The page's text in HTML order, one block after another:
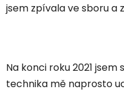
jsem zpívala ve sborua
Na konci roku 2021
technika mě naprosto